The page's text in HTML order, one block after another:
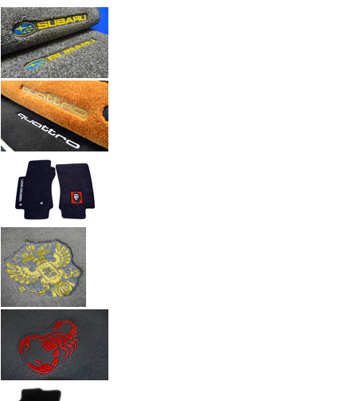
Автоковрики с вышивкой по индивидуальному заказу. Работы
Введите размеры вышивки
Размер (см)
Стоимость
2 100 руб.
Оформить заказ